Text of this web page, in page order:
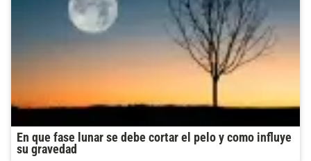
En que fase lunar se debe cortar el pelo y como influye
su gravedad